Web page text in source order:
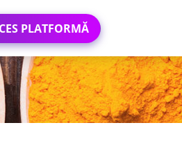
PLATFORMĂ